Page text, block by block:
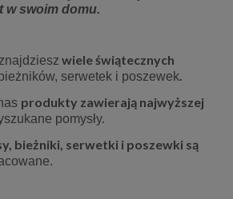
w swoim domu.
znajdziesz wieleświątecznych
serwetek i poszewek.
produkty zawierają najwyższej
pomysły.
bieżniki, serwetki i poszewki są